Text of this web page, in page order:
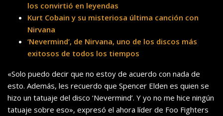
los convirtió en leyendas
Kurt Cobain y su misteriosa última canción con
Nirvana
‘Nevermind’, de Nirvana, uno de los discos más
exitosos de todos los tiempos
«Solo puedo decir que no estoy de acuerdo con nada de
esto. Además, les recuerdo que Spencer Elden es quien se
hizo un tatuaje del disco ‘Nevermind’. Y yo no me hice ningún
tatuaje sobre eso», expresó el ahora líder de Foo Fighters